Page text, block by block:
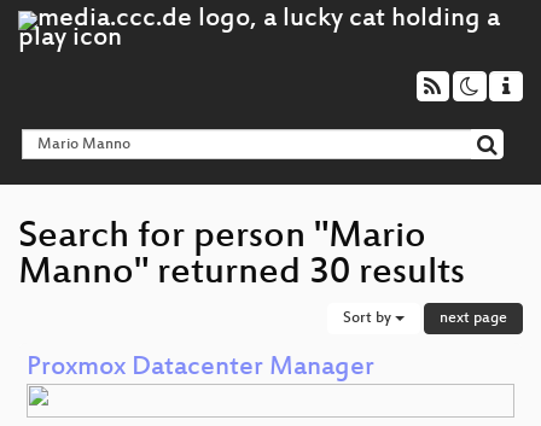
Search for person "Mario
Manno" returned 30 results
Sort by next page
Proxmox Datacenter Manager